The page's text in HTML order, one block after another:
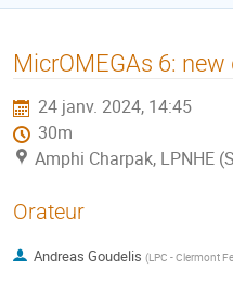
MicrOMEGAs 6:
24 janv. 2024, 14:45
30m
Amphi Charpak, LPNHE
Orateur
Andreas Goudelis (LPC - Clermont